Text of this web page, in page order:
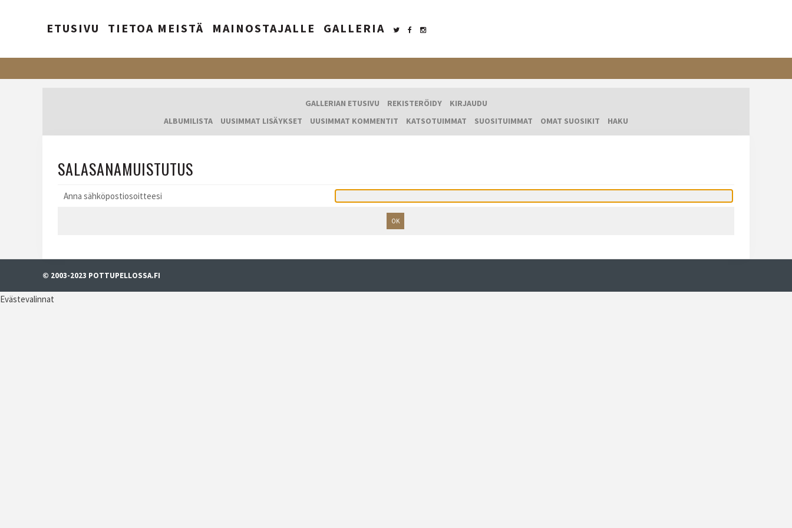
ETUSIVU TIETOA MEISTÄ MAINOSTAJALLE GALLERIA
GALLERIAN ETUSIVU REKISTERÖIDY
KIRJAUDU
ALBUMILISTA
UUSIMMAT LISÄYKSET UUSIMMAT KOMMENTIT KATSOTUIMMAT SUOSITUIMMAT OMAT SUOSIKIT HAKU
SALASANAMUISTUTUS
Anna sähköpostiosoitteesi
OK
© 2003-2023 POTTUPELLOSSA.FI
Evästevalinnat